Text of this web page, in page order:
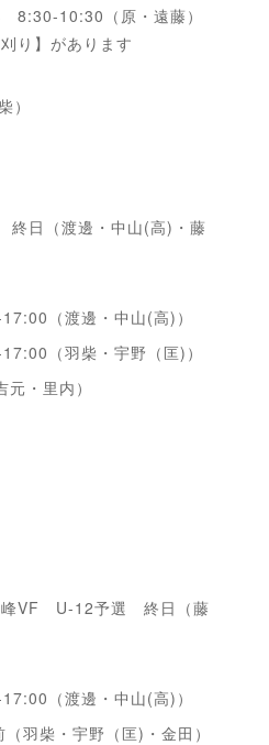
10:30（原・遠藤）
り】があります
日（渡邊・中山(高)・藤
（渡邊・中山(高)）
（羽柴・宇野（匡)）
・里内）
VF U-12予選 終日（藤
（渡邊・中山(高)）
柴・宇野（匡)・金田）